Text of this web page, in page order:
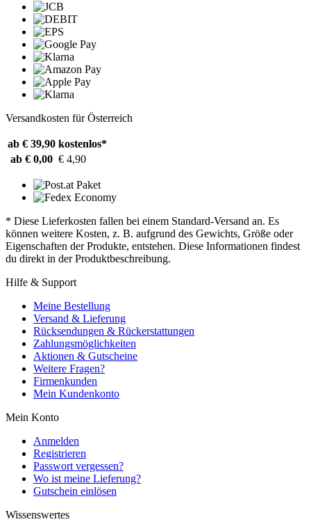
Versandkosten für Österreich
ab € 39,90 kostenlos*
ab € 0,00 € 4,90
* Diese Lieferkosten fallen bei einem Standard-Versand an. Es
können weitere Kosten, z. B. aufgrund des Gewichts, Größe oder
Eigenschaften der Produkte, entstehen. Diese Informationen findest
du direkt in der Produktbeschreibung.
Hilfe & Support
Meine Bestellung
Versand & Lieferung
Rücksendungen & Rückerstattungen
Zahlungsmöglichkeiten
Aktionen & Gutscheine
Weitere Fragen?
Firmenkunden
Mein Kundenkonto
Mein Konto
Anmelden
Registrieren
Passwort vergessen?
Wo ist meine Lieferung?
Gutschein einlösen
Wissenswertes